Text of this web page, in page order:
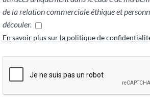
de la relation commerciale éthique et
découler.
En savoir plus sur la politique de